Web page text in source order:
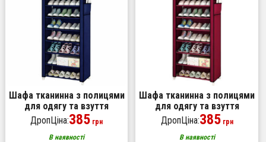
Шафа тканинна з полицями
для одягу та взуття
(58x30x158 см) Blue
ДропЦіна:385 грн
В наявності
Шафа тканинна з полицями
для одягу та взуття
(58x30x158 см) Red
ДропЦіна:385грн
В наявності